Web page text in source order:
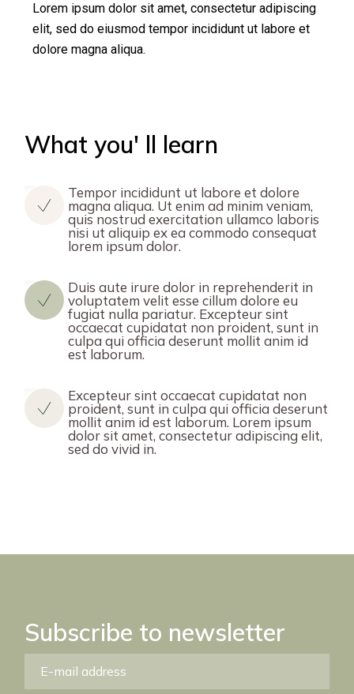
Lorem ipsum dolor sit amet, consectetur adipiscing
elit, sed do eiusmod tempor incididunt ut labore et
dolore magna aliqua.
What you' ll learn
Tempor incididunt ut labore et dolore
magna aliqua. Ut enim ad minim veniam,
quis nostrud exercitation ullamco laboris
nisi ut aliquip ex ea commodo consequat
lorem ipsum dolor.
Duis aute irure dolor in reprehenderit in
voluptatem velit esse cillum dolore eu
fugiat nulla pariatur. Excepteur sint
occaecat cupidatat non proident, sunt in
culpa qui officia deserunt mollit anim id
est laborum.
Excepteur sint occaecat cupidatat non
proident, sunt in culpa qui officia deserunt
mollit anim id est laborum. Lorem ipsum
dolor sit amet, consectetur adipiscing elit,
sed do vivid in.
Subscribe to newsletter